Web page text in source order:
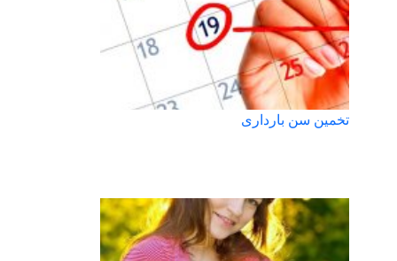
تخمین سن بارداری